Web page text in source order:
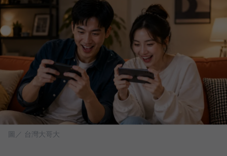
圖／ 台灣大哥大